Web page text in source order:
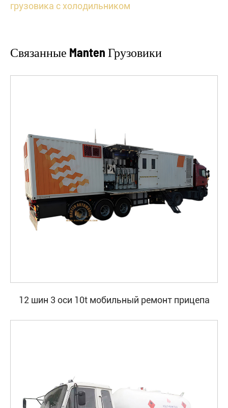
грузовика с холодильником
Связанные Manten Грузовики
12 шин 3 оси 10t мобильный ремонт прицепа